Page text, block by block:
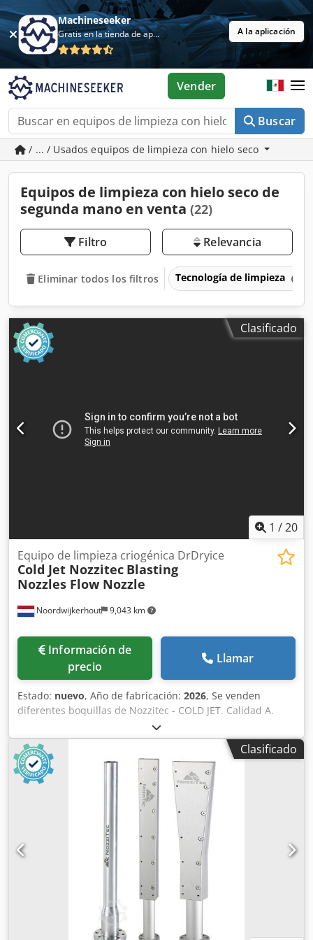
Machineseeker
Gratis en la tienda de aplicaciones A la aplicación
Buscar
Vender
/ ... / Usados equipos de limpieza con hielo seco
Equipos de limpieza con hielo seco de
segunda mano en venta (22)
Filtro Relevancia
Eliminar todos los filtros Tecnología de limpieza
Clasificado
1 /20
Noordwijkerhout 9,043 km
Equipo de limpieza criogénica DrDryice
Cold Jet Nozzitec Blasting
Nozzles Flow Nozzle
Información de
precio
Llamar
Estado: nuevo, Año de fabricación: 2026, Se venden
diferentes boquillas de Nozzitec - COLD JET. Calidad A.
También se pueden utilizar en todas las máquinas de
proyección con microesferas de COLD JET MICROCLEAN.
Tenemos todos los repuestos en stock para estas
máquinas. Póngase en contacto con nosotros. Envío a todo
el mundo. Dksdpfeztkw Rsx Ahysr Se vende máquina de
limpieza con hielo seco Cold Jet, se vende máquina de
proyección con hielo seco, se vende equipo de limpieza
con hielo seco, se vende pistola de limpieza con hielo seco,
equipo industrial de limpieza con hielo seco, máquina de
limpieza con CO2, Cold Jet Aero 30 a la venta, Cold Jet Aero
40FP a la venta, Cold Jet Aero 40HP a la venta, Cold Jet Aero
75 a la venta, Cold Jet Aero 75 DX a la venta, Cold Jet
Aero75 DX, Cold Jet 75DX, máquina Cold Jet usada,
máquina de proyección con hielo seco de segunda mano,
serie Cold Jet Aero, Cold Jet i3 MicroClean, Cold Jet E-CO2,
Clasificado